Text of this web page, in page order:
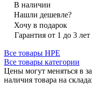
В наличии
Нашли дешевле?
Хочу в подарок
Гарантия от 1 до 3 лет
Все товары HPE
Все товары категории
Цены могут меняться в
наличия товара на